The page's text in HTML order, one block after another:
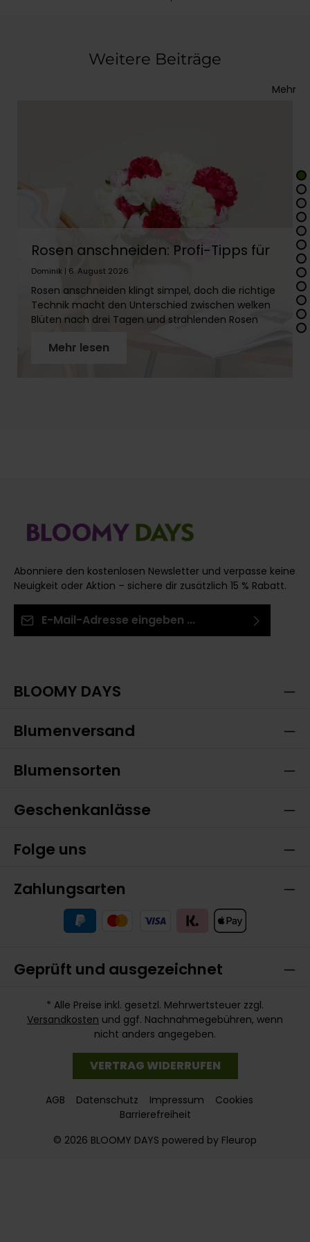
Weitere Beiträge
Mehr
Rosen anschneiden: Profi-Tipps für
lange Frische
Dominik | 6. August 2026
Rosen anschneiden klingt simpel, doch die richtige
Technik macht den Unterschied zwischen welken
Blüten nach drei Tagen und strahlenden Rosen
Schritt für Schritt, wie Du Rosenstiele richtig
Mehr lesen
Abonniere den kostenlosen Newsletter und verpasse keine
Neuigkeit oder Aktion – sichere dir zusätzlich 15 % Rabatt.
BLOOMY DAYS
Blumenversand
Blumensorten
Geschenkanlässe
Folge uns
Zahlungsarten
Geprüft und ausgezeichnet
* Alle Preise inkl. gesetzl. Mehrwertsteuer zzgl.
Versandkosten und ggf. Nachnahmegebühren, wenn
nicht anders angegeben.
© 2026 BLOOMY DAYS powered by Fleurop
VERTRAG WIDERRUFEN
AGB Datenschutz Impressum
Cookies
Barrierefreiheit